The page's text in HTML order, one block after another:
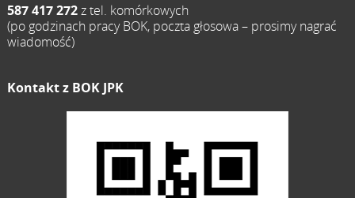
587 417 272z tel. komórkowych
(po godzinach pracy BOK, poczta głosowa – prosimy nagrać
wiadomość)
Kontakt z BOK JPK